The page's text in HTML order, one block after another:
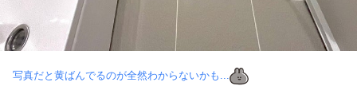
写真だと黄ばんでるのが全然わからないかも...